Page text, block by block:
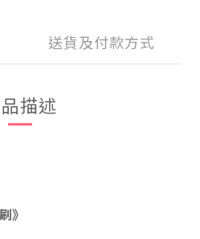
送貨及付款方式
描述
》